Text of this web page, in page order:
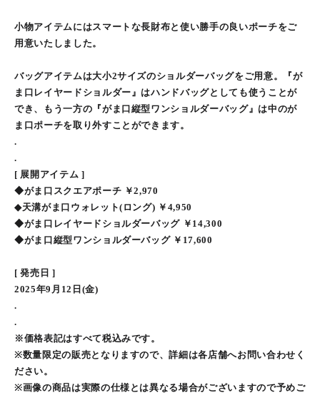
小物アイテムにはスマートな長財布と使い勝手の良いポーチをご
用意いたしました。
バッグアイテムは大小2サイズのショルダーバッグをご用意。『が
ま口レイヤードショルダー』はハンドバッグとしても使うことが
でき、もう一方の『がま口縦型ワンショルダーバッグ』は中のが
ま口ポーチを取り外すことができます。
.
.
[ 展開アイテム ]
◆がま口スクエアポーチ ￥2,970
◆天溝がま口ウォレット(ロング) ￥4,950
◆がま口レイヤードショルダーバッグ ￥14,300
◆がま口縦型ワンショルダーバッグ ￥17,600
[ 発売日 ]
2025年9月12日(金)
.
.
※価格表記はすべて税込みです。
※数量限定の販売となりますので、詳細は各店舗へお問い合わせく
ださい。
※画像の商品は実際の仕様とは異なる場合がございますので予めご